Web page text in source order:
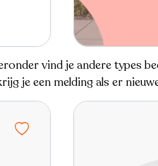
vind je andere types
je een melding als er